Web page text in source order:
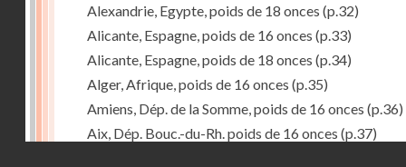
Alexandrie, Egypte, poids de 18 onces (p.32)
Alicante, Espagne, poids de 16 onces (p.33)
Alicante, Espagne, poids de 18 onces (p.34)
Alger, Afrique, poids de 16 onces (p.35)
Amiens, Dép. de la Somme, poids de 16 onces (p.36)
Aix, Dép. Bouc.-du-Rh. poids de 16 onces (p.37)